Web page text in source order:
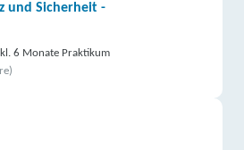
und Sicherheit -
6 Monate Praktikum